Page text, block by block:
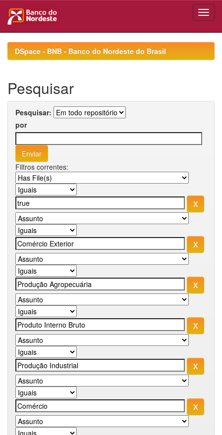
navigationDSpace - BNB - Banco do Nordeste do Brasil
Pesquisar
Pesquisar:
por
Filtros correntes: